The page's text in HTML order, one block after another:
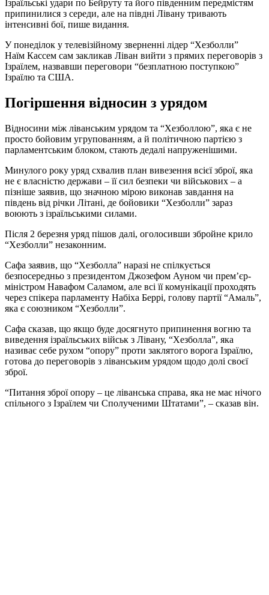
Ізраїльські удари по Бейруту та його південним передмістям
припинилися з середи, але на півдні Лівану тривають
інтенсивні бої, пише видання.
У понеділок у телевізійному зверненні лідер “Хезболли”
Наїм Кассем сам закликав Ліван вийти з прямих переговорів з
Ізраїлем, назвавши переговори “безплатною поступкою”
Ізраїлю та США.
Погіршення відносин з урядом
Відносини між ліванським урядом та “Хезболлою”, яка є не
просто бойовим угрупованням, а й політичною партією з
парламентським блоком, стають дедалі напруженішими.
Минулого року уряд схвалив план вивезення всієї зброї, яка
не є власністю держави – її сил безпеки чи військових – а
пізніше заявив, що значною мірою виконав завдання на
південь від річки Літані, де бойовики “Хезболли” зараз
воюють з ізраїльськими силами.
Після 2 березня уряд пішов далі, оголосивши збройне крило
“Хезболли” незаконним.
Сафа заявив, що “Хезболла” наразі не спілкується
безпосередньо з президентом Джозефом Ауном чи прем’єр-
міністром Навафом Саламом, але всі її комунікації проходять
через спікера парламенту Набіха Беррі, голову партії “Амаль”,
яка є союзником “Хезболли”.
Сафа сказав, що якщо буде досягнуто припинення вогню та
виведення ізраїльських військ з Лівану, “Хезболла”, яка
називає себе рухом “опору” проти заклятого ворога Ізраїлю,
готова до переговорів з ліванським урядом щодо долі своєї
зброї.
“Питання зброї опору – це ліванська справа, яка не має нічого
спільного з Ізраїлем чи Сполученими Штатами”, – сказав він.